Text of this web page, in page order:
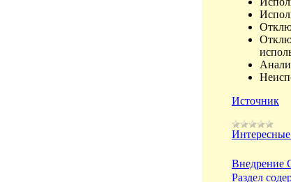
Источник
Интересные
Внедрение
Раздел